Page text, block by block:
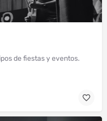
de fiestas y eventos.